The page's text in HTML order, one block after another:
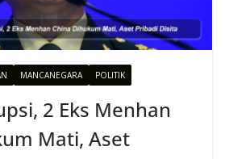
MANCANEGARA POLITIK
2 Eks Menhan
Mati, Aset